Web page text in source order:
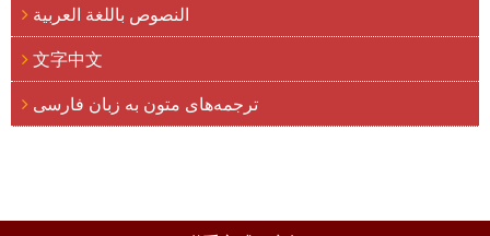
النصوص باللغة العربية
文字中文
ترجمه‌های متون به زبان فارسی